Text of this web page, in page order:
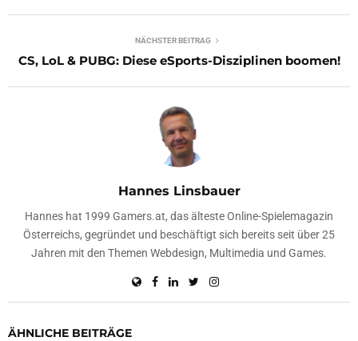
NÄCHSTER BEITRAG
CS, LoL & PUBG: Diese eSports-Disziplinen boomen!
Hannes Linsbauer
Hannes hat 1999 Gamers.at, das älteste Online-Spielemagazin
Österreichs, gegründet und beschäftigt sich bereits seit über 25
Jahren mit den Themen Webdesign, Multimedia und Games.
ÄHNLICHE BEITRÄGE